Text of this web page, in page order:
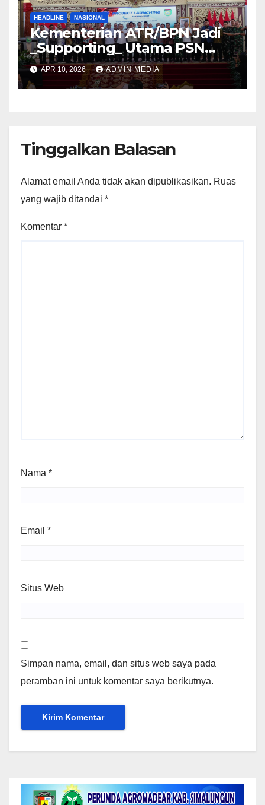
HEADLINE NASIONAL
Kementerian ATR/BPN Jadi
_Supporting_ Utama PSN
Pelabuhan Palembang Baru
Tanjung Carat
APR 10, 2026 ADMIN MEDIA
Tinggalkan Balasan
Alamat email Anda tidak akan dipublikasikan. Ruas
yang wajib ditandai *
Komentar *
Nama *
Email *
Situs Web
Simpan nama, email, dan situs web saya pada
peramban ini untuk komentar saya berikutnya.